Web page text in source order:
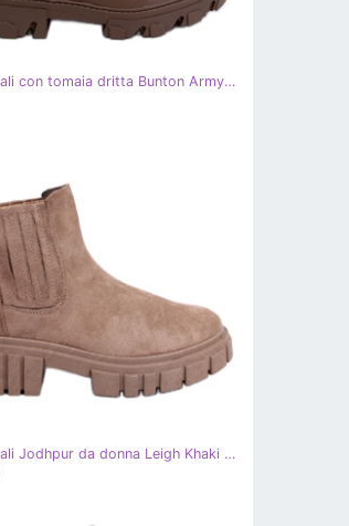
PA1 Stivali con tomaia dritta Bunton Army Green marrone cachi
PA1 Stivali Jodhpur da donna Leigh Khaki beige